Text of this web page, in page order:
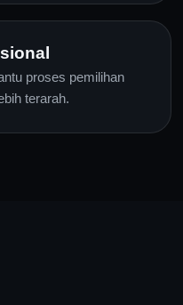
proses pemilihan
terarah.